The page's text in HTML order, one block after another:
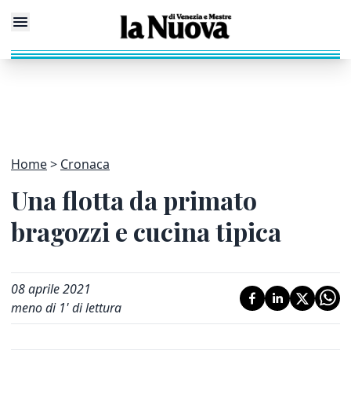
Home Cronaca
Una flotta da primato
bragozzi e cucina tipica
08 aprile 2021
meno di 1' di lettura